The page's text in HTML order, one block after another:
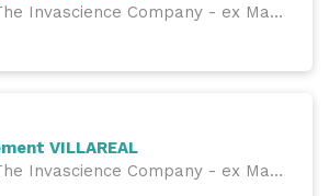
Invascience Company - ex Ma Boite à Moustique
VILLAREAL
Invascience Company - ex Ma Boite à Moustique